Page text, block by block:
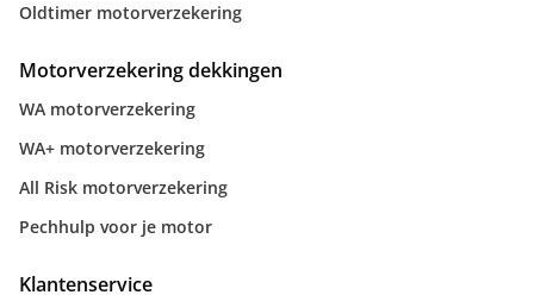
Oldtimer motorverzekering
Motorverzekering dekkingen
WA motorverzekering
WA+ motorverzekering
All Risk motorverzekering
Pechhulp voor je motor
Klantenservice